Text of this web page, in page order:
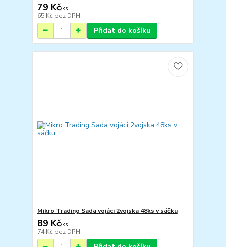
79 Kč/ks
65 Kč bez DPH
Přidat do košíku
Mikro Trading Sada vojáci 2vojska 48ks v sáčku
89 Kč/ks
74 Kč bez DPH